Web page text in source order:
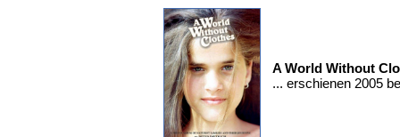
A World Without
... erschienen 2005